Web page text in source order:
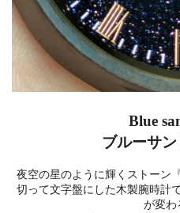
Blue
ブルーサ
夜空の星のように輝くストーン
切って文字盤にした木製腕時計
が変わ